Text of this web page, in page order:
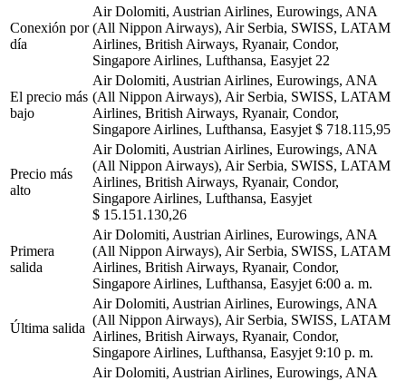
Conexión por
día
Air Dolomiti, Austrian Airlines, Eurowings, ANA
(All Nippon Airways), Air Serbia, SWISS, LATAM
Airlines, British Airways, Ryanair, Condor,
Singapore Airlines, Lufthansa, Easyjet 22
El precio más
bajo
Air Dolomiti, Austrian Airlines, Eurowings, ANA
(All Nippon Airways), Air Serbia, SWISS, LATAM
Airlines, British Airways, Ryanair, Condor,
Singapore Airlines, Lufthansa, Easyjet $ 718.115,95
Precio más
alto
Air Dolomiti, Austrian Airlines, Eurowings, ANA
(All Nippon Airways), Air Serbia, SWISS, LATAM
Airlines, British Airways, Ryanair, Condor,
Singapore Airlines, Lufthansa, Easyjet
$ 15.151.130,26
Primera
salida
Air Dolomiti, Austrian Airlines, Eurowings, ANA
(All Nippon Airways), Air Serbia, SWISS, LATAM
Airlines, British Airways, Ryanair, Condor,
Singapore Airlines, Lufthansa, Easyjet 6:00 a. m.
Última salida
Air Dolomiti, Austrian Airlines, Eurowings, ANA
(All Nippon Airways), Air Serbia, SWISS, LATAM
Airlines, British Airways, Ryanair, Condor,
Singapore Airlines, Lufthansa, Easyjet 9:10 p. m.
Air Dolomiti, Austrian Airlines, Eurowings, ANA